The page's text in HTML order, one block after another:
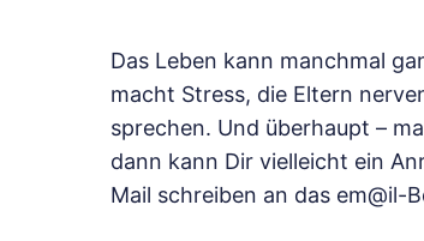
Das Leben kann manchmal
macht Stress, die Eltern
sprechen. Und überhaupt –
dann kann Dir vielleicht ein
Mail schreiben an das em@il-